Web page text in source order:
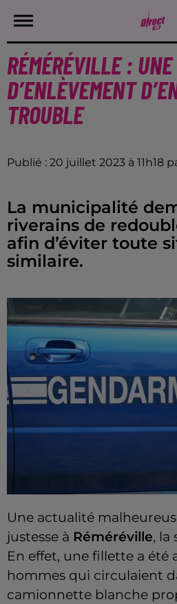
RÉMÉRÉVILLE :
D’ENLÈVEMENT
TROUBLE
Publié : 20 juillet 2023 à 11h18
La municipalité
riverains de
afin d’éviter toute
similaire.
Une actualité
justesse à Réméréville, la
En effet, une fillette a été
hommes qui circulaient
camionnette blanche